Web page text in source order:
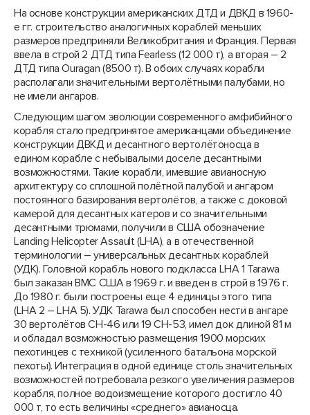
На основе конструкции американских ДТД и ДВКД в 1960-
е гг. строительство аналогичных кораблей меньших
размеров предприняли Великобритания и Франция. Первая
ввела в строй 2 ДТД типа Fearless (12 000 т), а вторая – 2
ДТД типа Ouragan (8500 т). В обоих случаях корабли
располагали значительными вертолётными палубами, но
не имели ангаров.
Следующим шагом эволюции современного амфибийного
корабля стало предпринятое американцами объединение
конструкции ДВКД и десантного вертолётоносца в
едином корабле с небывалыми доселе десантными
возможностями. Такие корабли, имевшие авианосную
архитектуру со сплошной полётной палубой и ангаром
постоянного базирования вертолётов, а также с доковой
камерой для десантных катеров и со значительными
десантными трюмами, получили в США обозначение
Landing Helicopter Assault (LHA), а в отечественной
терминологии – универсальных десантных кораблей
(УДК). Головной корабль нового подкласса LHA 1 Tarawa
был заказан ВМС США в 1969 г. и введен в строй в 1976 г.
До 1980 г. были построены еще 4 единицы этого типа
(LHA 2 – LHA 5). УДК Tarawa был способен нести в ангаре
30 вертолётов СН-46 или 19 СН-53, имел док длиной 81 м
и обладал возможностью размещения 1900 морских
пехотинцев с техникой (усиленного батальона морской
пехоты). Интеграция в одной единице столь значительных
возможностей потребовала резкого увеличения размеров
корабля, полное водоизмещение которого достигло 40
000 т, то есть величины «среднего» авианосца.